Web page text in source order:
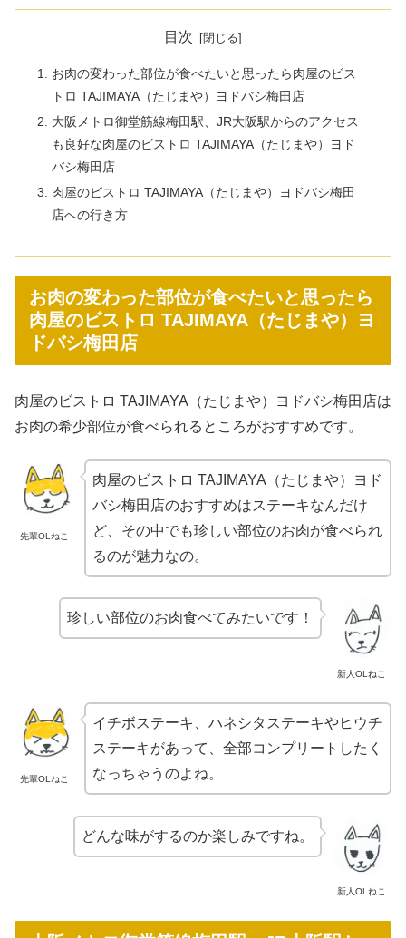
目次
お肉の変わった部位が食べたいと思ったら肉屋のビス
トロ TAJIMAYA（たじまや）ヨドバシ梅田店
大阪メトロ御堂筋線梅田駅、JR大阪駅からのアクセス
も良好な肉屋のビストロ TAJIMAYA（たじまや）ヨド
バシ梅田店
肉屋のビストロ TAJIMAYA（たじまや）ヨドバシ梅田
店への行き方
お肉の変わった部位が食べたいと思ったら
肉屋のビストロ TAJIMAYA（たじまや）ヨ
ドバシ梅田店
肉屋のビストロ TAJIMAYA（たじまや）ヨドバシ梅田店は
お肉の希少部位が食べられるところがおすすめです。
先輩OLねこ
肉屋のビストロ TAJIMAYA（たじまや）ヨド
バシ梅田店のおすすめはステーキなんだけ
ど、その中でも珍しい部位のお肉が食べられ
るのが魅力なの。
新人OLねこ
珍しい部位のお肉食べてみたいです！
先輩OLねこ
イチボステーキ、ハネシタステーキやヒウチ
ステーキがあって、全部コンプリートしたく
なっちゃうのよね。
新人OLねこ
どんな味がするのか楽しみですね。